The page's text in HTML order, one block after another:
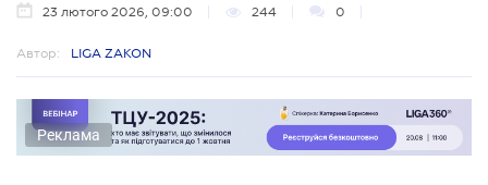
23 лютого 2026, 09:00 244 0
Автор: LIGA ZAKON
Реклама